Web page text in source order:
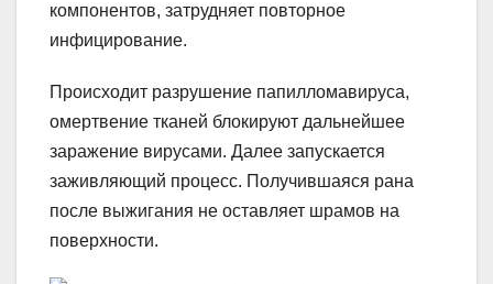
компонентов, затрудняет повторное
инфицирование.
Происходит разрушение папилломавируса,
омертвение тканей блокируют дальнейшее
заражение вирусами. Далее запускается
заживляющий процесс. Получившаяся рана
после выжигания не оставляет шрамов на
поверхности.